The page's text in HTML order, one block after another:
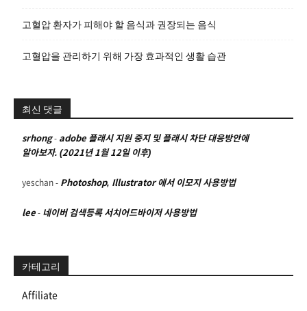
고혈압 환자가 피해야 할 음식과 권장되는 음식
고혈압을 관리하기 위해 가장 효과적인 생활 습관
최신 댓글
srhong- adobe 플래시 지원 중지 및 플래시 차단 대응방안에
알아보자. (2021년 1월 12일 이후)
yeschan - Photoshop, Illustrator 에서 이모지 사용방법
lee - 네이버 검색등록 서치어드바이저 사용방법
카테고리
Affiliate